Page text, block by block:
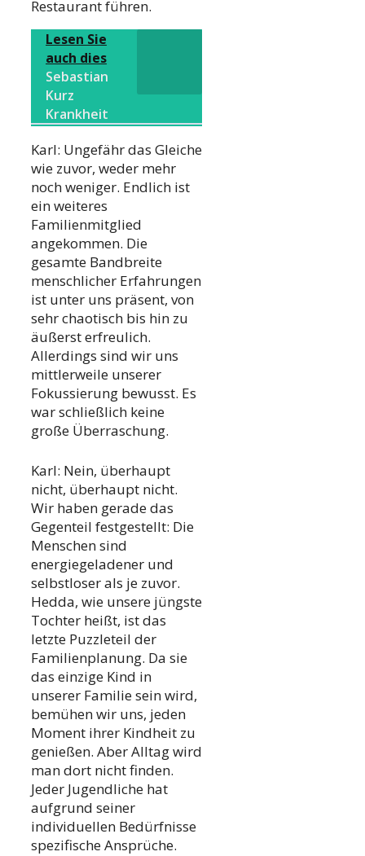
Restaurant führen.
Lesen Sie
auch dies
Sebastian
Kurz
Krankheit
Karl: Ungefähr das Gleiche
wie zuvor, weder mehr
noch weniger. Endlich ist
ein weiteres
Familienmitglied
angekommen. Die
gesamte Bandbreite
menschlicher Erfahrungen
ist unter uns präsent, von
sehr chaotisch bis hin zu
äußerst erfreulich.
Allerdings sind wir uns
mittlerweile unserer
Fokussierung bewusst. Es
war schließlich keine
große Überraschung.
Karl: Nein, überhaupt
nicht, überhaupt nicht.
Wir haben gerade das
Gegenteil festgestellt: Die
Menschen sind
energiegeladener und
selbstloser als je zuvor.
Hedda, wie unsere jüngste
Tochter heißt, ist das
letzte Puzzleteil der
Familienplanung. Da sie
das einzige Kind in
unserer Familie sein wird,
bemühen wir uns, jeden
Moment ihrer Kindheit zu
genießen. Aber Alltag wird
man dort nicht finden.
Jeder Jugendliche hat
aufgrund seiner
individuellen Bedürfnisse
spezifische Ansprüche.